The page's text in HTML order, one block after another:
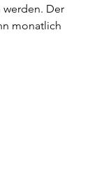
werden. Der
monatlich